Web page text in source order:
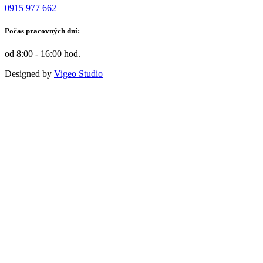
0915 977 662
Počas pracovných dní:
od 8:00 - 16:00 hod.
Designed by Vigeo Studio